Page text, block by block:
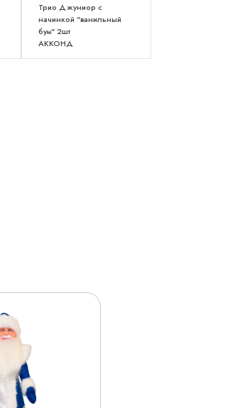
Трио Джуниор с
начинкой "ванильный
бум" 2шт
АККОНД